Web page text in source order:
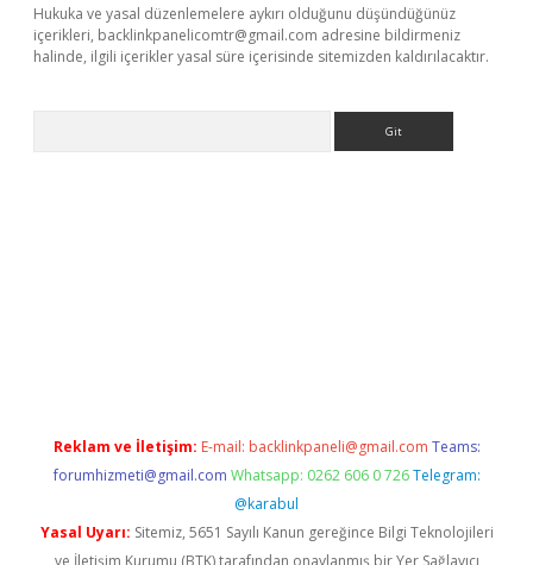
Hukuka ve yasal düzenlemelere aykırı olduğunu düşündüğünüz
içerikleri, backlinkpanelicomtr@gmail.com adresine bildirmeniz
halinde, ilgili içerikler yasal süre içerisinde sitemizden kaldırılacaktır.
Reklam ve İletişim: E-mail: backlinkpaneli@gmail.com Teams:
forumhizmeti@gmail.com Whatsapp: 0262 606 0 726 Telegram:
@karabul
Yasal Uyarı: Sitemiz, 5651 Sayılı Kanun gereğince Bilgi Teknolojileri
ve İletişim Kurumu (BTK) tarafından onaylanmış bir Yer Sağlayıcı